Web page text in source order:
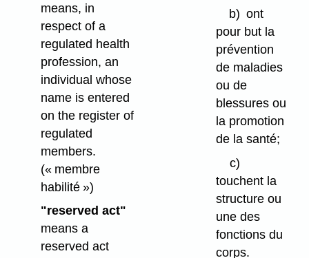
means, in
respect of a
regulated health
profession, an
individual whose
name is entered
on the register of
regulated
members.
(« membre
habilité »)
"reserved act"
means a
reserved act
b) ont
pour but la
prévention
de maladies
ou de
blessures ou
la promotion
de la santé;
c)
touchent la
structure ou
une des
fonctions du
corps.